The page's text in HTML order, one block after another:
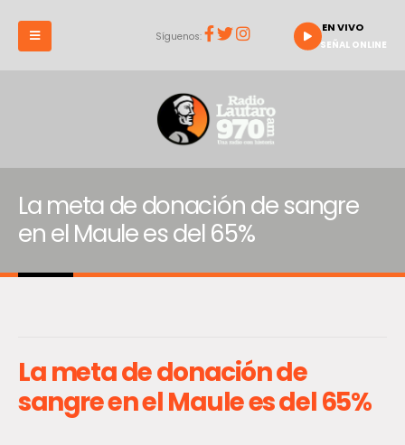
Síguenos:
EN VIVO
SEÑAL ONLINE
La meta de donación de sangre
en el Maule es del 65%
La meta de donación de
sangre en el Maule es del 65%